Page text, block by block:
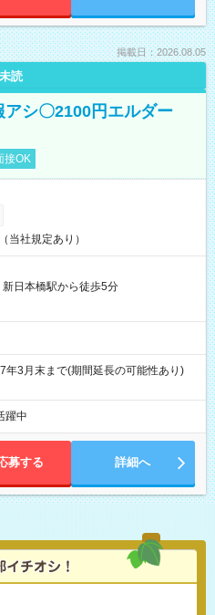
掲載日：2026.08.05
未読
アシ〇2100円エルダー
接OK
当社規定あり）
新日本橋駅から徒歩5分
3月末まで(期間延長の可能性あり)
躍中
募する 詳細へ